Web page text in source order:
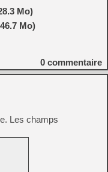
Mo)
Mo)
0 commentaire
Les champs